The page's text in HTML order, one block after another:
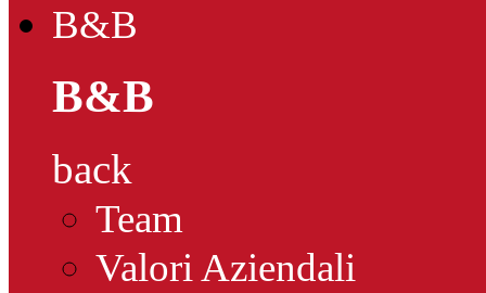
B&B
B&B
back
Team
Valori Aziendali